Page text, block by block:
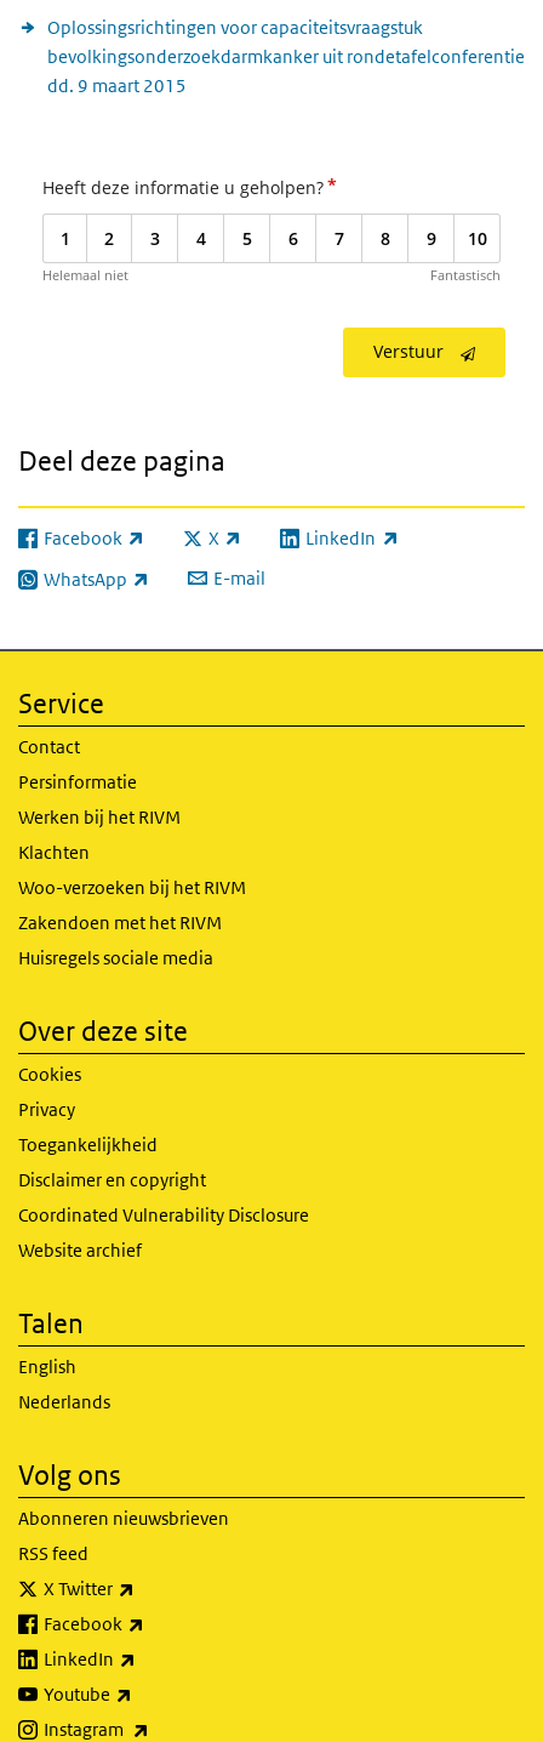
Oplossingsrichtingen voor capaciteitsvraagstuk
bevolkingsonderzoekdarmkanker uit rondetafelconferentie
dd. 9 maart 2015
Heeft deze informatie u geholpen?*
1 2 3 4 5 6 7 8 9 10
Helemaal niet Fantastisch
Verstuur
Deel deze pagina
Facebook
(externe link) X
(externe link) LinkedIn
(externe link)
WhatsApp
(externe link) E-mail
Service
Contact
Persinformatie
Werken bij het RIVM
Klachten
Woo-verzoeken bij het RIVM
Zakendoen met het RIVM
Huisregels sociale media
Over deze site
Cookies
Privacy
Toegankelijkheid
Disclaimer en copyright
Coordinated Vulnerability Disclosure
Website archief
Talen
English
Nederlands
Volg ons
Abonneren nieuwsbrieven
RSS feed
X Twitter
Facebook
LinkedIn
Youtube
Instagram